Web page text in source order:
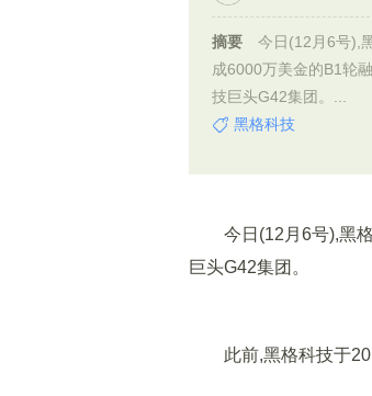
摘要
今日(12月6号),
成6000万美金的B1轮
技巨头G42集团。...
黑格科技
今日(12月6号),黑格
巨头G42集团。
此前,黑格科技于